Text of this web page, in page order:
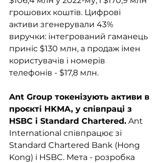
грошових коштів. Цифрові
активи згенерували 43%
виручки: інтегрований гаманець
приніс $130 млн, а продаж імен
користувачів і номерів
телефонів - $17,8 млн.
Ant Group токенізують активи в
проєкті HKMA, у співпраці з
HSBC і Standard Chartered. Ant
International співпрацює зі
Standard Chartered Bank (Hong
Kong) і HSBC. Мета - розробка